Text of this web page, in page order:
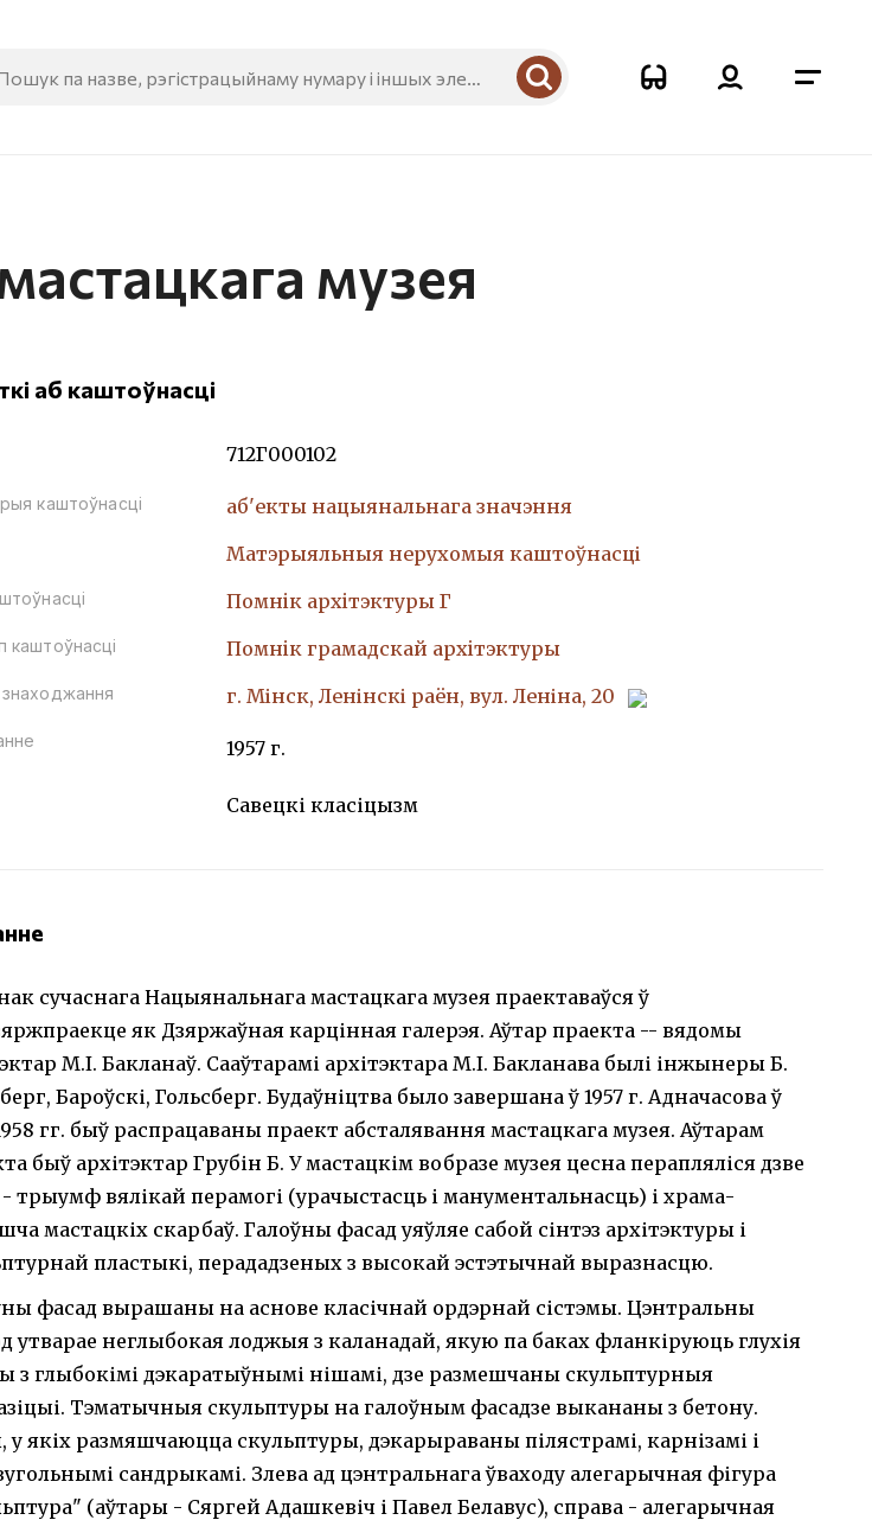
музея
аб каштоўнасці
712Г000102
каштоўнасці аб'екты нацыянальнага значэння
Матэрыяльныя нерухомыя каштоўнасці
Помнiк архiтэктуры Г
каштоўнасці Помнiк грамадскай архiтэктуры
г. Мінск, Ленінскі раён, вул. Леніна, 20
1957 г.
Савецкі класіцызм
сучаснага Нацыянальнага мастацкага музея праектаваўся ў
як Дзяржаўная карцінная галерэя. Аўтар праекта -- вядомы
М.І. Бакланаў. Сааўтарамі архітэктара М.І. Бакланава былі інжынеры Б.
Бароўскі, Гольсберг. Будаўніцтва было завершана ў 1957 г. Адначасова ў
гг. быў распрацаваны праект абсталявання мастацкага музея. Аўтарам
быў архітэктар Грубін Б. У мастацкім вобразе музея цесна перапляліся дзве
трыумф вялікай перамогі (урачыстасць і манументальнасць) і храма-
мастацкіх скарбаў. Галоўны фасад уяўляе сабой сінтэз архітэктуры і
пластыкі, перададзеных з высокай эстэтычнай выразнасцю.
фасад вырашаны на аснове класічнай ордэрнай сістэмы. Цэнтральны
утварае неглыбокая лоджыя з каланадай, якую па баках фланкіруюць глухія
з глыбокімі дэкаратыўнымі нішамі, дзе размешчаны скульптурныя
Тэматычныя скульптуры на галоўным фасадзе выкананы з бетону.
якіх размяшчаюцца скульптуры, дэкарыраваны пілястрамі, карнізамі і
сандрыкамі. Злева ад цэнтральнага ўваходу алегарычная фігура
(аўтары - Сяргей Адашкевіч і Павел Белавус), справа - алегарычная